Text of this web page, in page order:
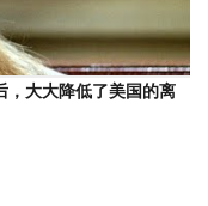
，大大降低了美国的离